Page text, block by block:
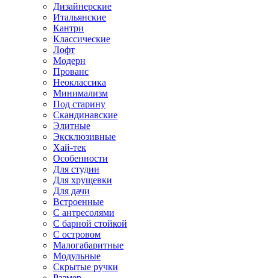
Дизайнерские
Итальянские
Кантри
Классические
Лофт
Модерн
Прованс
Неоклассика
Минимализм
Под старину
Скандинавские
Элитные
Эксклюзивные
Хай-тек
Особенности
Для студии
Для хрущевки
Для дачи
Встроенные
С антресолями
С барной стойкой
С островом
Малогабаритные
Модульные
Скрытые ручки